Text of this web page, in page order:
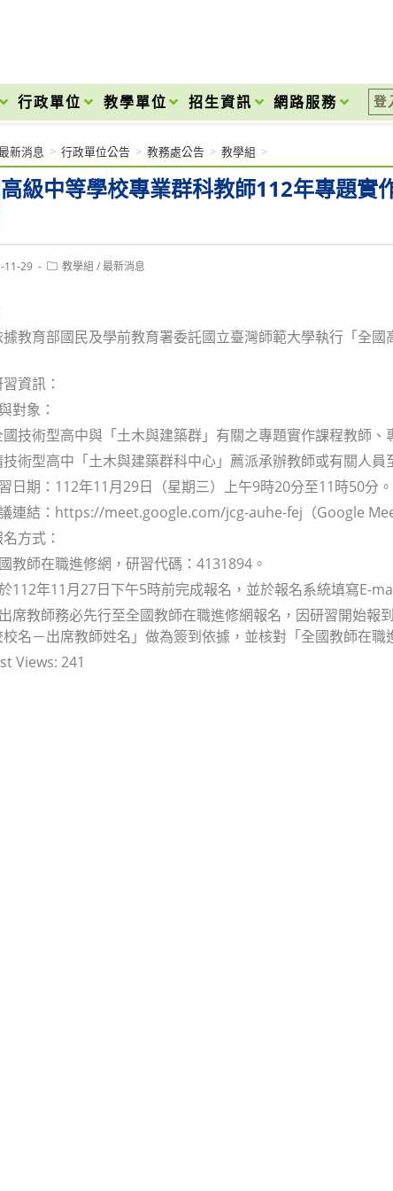
行政單位 教學單位 招生資訊 網路服務 登
級中等學校專業群科教師112年專題實
新消息 > 行政單位公告 > 教務處公告 > 教學組 >
11-29
Post教學組 / 最新消息
教育部國民及學前教育署委託國立臺灣師範大學執行「全
資訊：
對象：
國技術型高中與「土木與建築群」有關之專題實作課程教師
技術型高中「土木與建築群科中心」薦派承辦教師或有關人
日期：112年11月29日（星期三）上午9時20分至11時50分。
連結：https://meet.google.com/jcg-auhe-fej（Google
方式：
教師在職進修網，研習代碼：4131894。
112年11月27日下午5時前完成報名，並於報名系統填寫E-
席教師務必先行至全國教師在職進修網報名，因研習開始
名－出席教師姓名」做為簽到依據，並核對「全國教師在
Views: 241